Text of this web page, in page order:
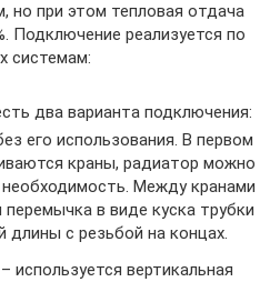
но при этом тепловая отдача
Подключение реализуется по
системам:
два варианта подключения:
его использования. В первом
краны, радиатор можно
необходимость. Между кранами
перемычка в виде куска трубки
длины с резьбой на концах.
используется вертикальная